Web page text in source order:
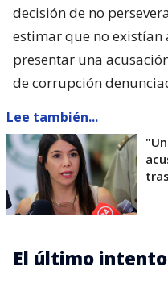
decisión de no
estimar que no existían
presentar una
de corrupción
Lee también...
El último intento